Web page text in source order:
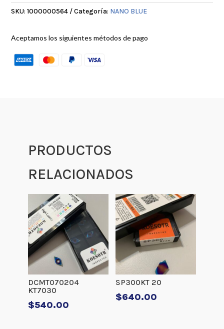
SKU:1000000564 Categoría: NANO BLUE
Aceptamos los siguientes métodos de pago
PRODUCTOS
RELACIONADOS
DCMT070204
KT7030
$540.00
SP300KT 20
$640.00